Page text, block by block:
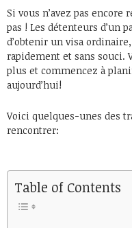
Si vous n’avez pas
pas ! Les détenteurs d’un
d’obtenir un visa
rapidement et sans souci.
plus et commencez à
aujourd’hui!
Voici quelques-unes des
rencontrer:
Table of Contents